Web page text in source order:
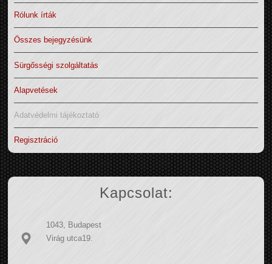
Rólunk írták
Összes bejegyzésünk
Sürgősségi szolgáltatás
Alapvetések
Adatvédelmi tájékoztató
Regisztráció
Kapcsolat:
1043, Budapest
Virág utca19.